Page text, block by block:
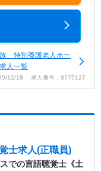
特別養護老人ホー
人一覧
12/18 求人番号：9775127
士求人(正職員)
での言語聴覚士《土